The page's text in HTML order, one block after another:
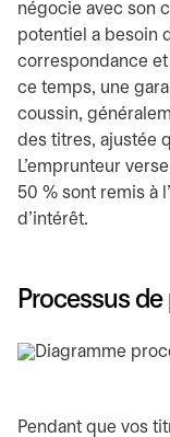
négocie avec son
potentiel a besoin
correspondance et
ce temps, une
coussin,
des titres, ajustée
L’emprunteur
50 % sont remis à
d’intérêt.
Processus
Pendant que vos